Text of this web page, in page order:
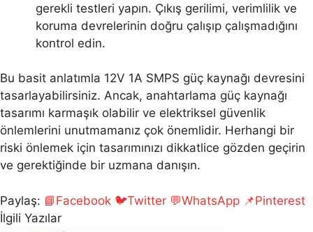
gerekli testleri yapın. Çıkış gerilimi, verimlilik ve
koruma devrelerinin doğru çalışıp çalışmadığını
kontrol edin.
Bu basit anlatımla 12V 1A SMPS güç kaynağı devresini
tasarlayabilirsiniz. Ancak, anahtarlama güç kaynağı
tasarımı karmaşık olabilir ve elektriksel güvenlik
önlemlerini unutmamanız çok önemlidir. Herhangi bir
riski önlemek için tasarımınızı dikkatlice gözden geçirin
ve gerektiğinde bir uzmana danışın.
Paylaş: 📘 Facebook 🐦Twitter 💬WhatsApp 📌Pinterest
İlgili Yazılar